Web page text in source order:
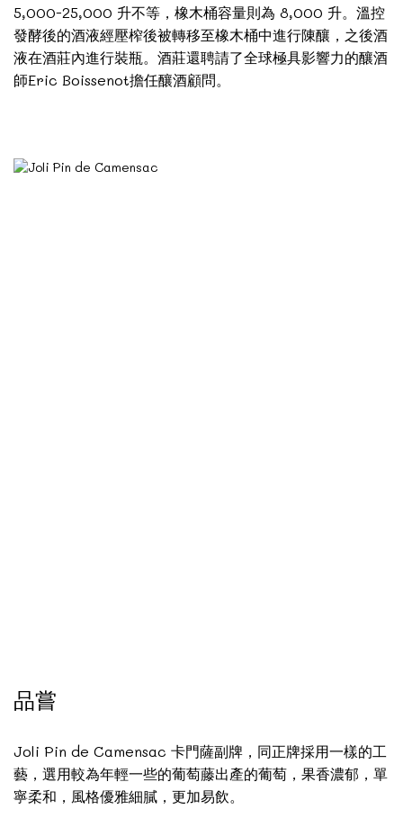
5,000-25,000 升不等，橡木桶容量則為 8,000 升。溫控
發酵後的酒液經壓榨後被轉移至橡木桶中進行陳釀，之後酒
液在酒莊內進行裝瓶。酒莊還聘請了全球極具影響力的釀酒
師Eric Boissenot擔任釀酒顧問。
品嘗
Joli Pin de Camensac 卡門薩副牌，同正牌採用一樣的工
藝，選用較為年輕一些的葡萄藤出產的葡萄，果香濃郁，單
寧柔和，風格優雅細膩，更加易飲。